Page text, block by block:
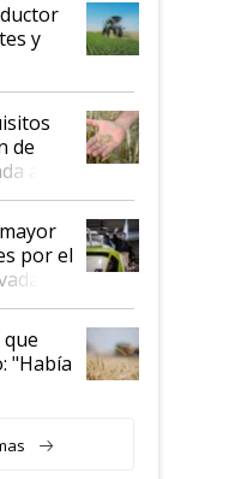
y
de
a
por el
"Había